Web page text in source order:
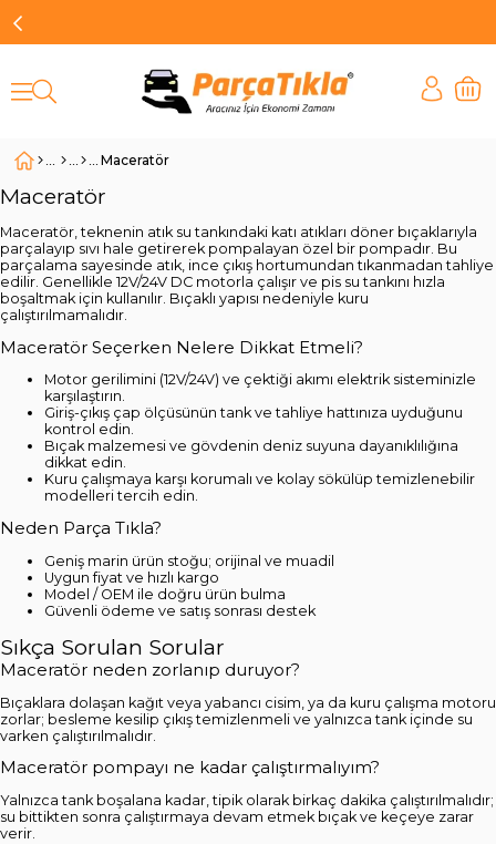
Maceratör
Maceratör
Maceratör, teknenin atık su tankındaki katı atıkları döner bıçaklarıyla
parçalayıp sıvı hale getirerek pompalayan özel bir pompadır. Bu
parçalama sayesinde atık, ince çıkış hortumundan tıkanmadan tahliye
edilir. Genellikle 12V/24V DC motorla çalışır ve pis su tankını hızla
boşaltmak için kullanılır. Bıçaklı yapısı nedeniyle kuru
çalıştırılmamalıdır.
Maceratör Seçerken Nelere Dikkat Etmeli?
Motor gerilimini (12V/24V) ve çektiği akımı elektrik sisteminizle
karşılaştırın.
Giriş-çıkış çap ölçüsünün tank ve tahliye hattınıza uyduğunu
kontrol edin.
Bıçak malzemesi ve gövdenin deniz suyuna dayanıklılığına
dikkat edin.
Kuru çalışmaya karşı korumalı ve kolay sökülüp temizlenebilir
modelleri tercih edin.
Neden Parça Tıkla?
Geniş marin ürün stoğu; orijinal ve muadil
Uygun fiyat ve hızlı kargo
Model / OEM ile doğru ürün bulma
Güvenli ödeme ve satış sonrası destek
Sıkça Sorulan Sorular
Maceratör neden zorlanıp duruyor?
Bıçaklara dolaşan kağıt veya yabancı cisim, ya da kuru çalışma motoru
zorlar; besleme kesilip çıkış temizlenmeli ve yalnızca tank içinde su
varken çalıştırılmalıdır.
Maceratör pompayı ne kadar çalıştırmalıyım?
Yalnızca tank boşalana kadar, tipik olarak birkaç dakika çalıştırılmalıdır;
su bittikten sonra çalıştırmaya devam etmek bıçak ve keçeye zarar
verir.